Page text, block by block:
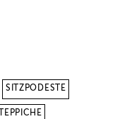
SITZPODESTE
TEPPICHE